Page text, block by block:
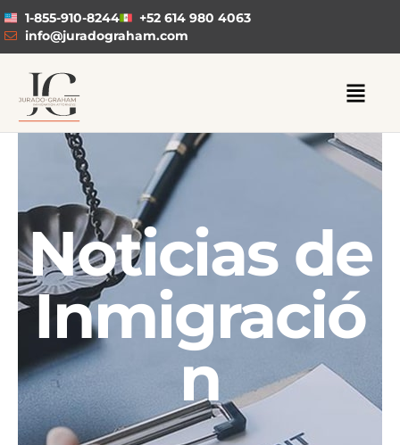
1-855-910-8244
+52 614 980 4063
info@juradograham.com
Noticias de
Inmigració
n